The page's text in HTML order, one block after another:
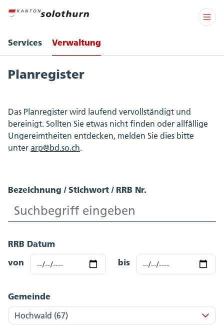
Services Verwaltung
Planregister
Das Planregister wird laufend vervollständigt und
bereinigt. Sollten Sie etwas nicht finden oder allfällige
Ungereimtheiten entdecken, melden Sie dies bitte
unter arp@bd.so.ch.
Bezeichnung / Stichwort / RRB Nr.
RRB Datum
von
bis
Gemeinde